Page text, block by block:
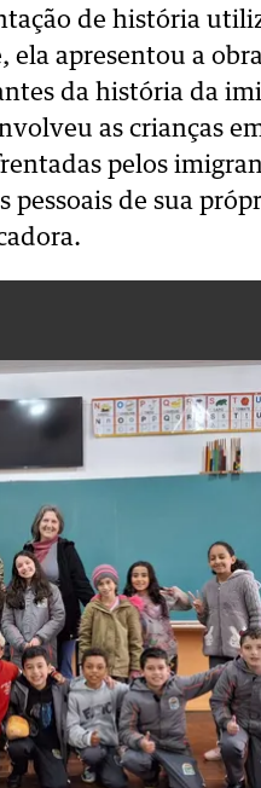
de história
ela apresentou a
da história da
as crianças
pelos
de sua